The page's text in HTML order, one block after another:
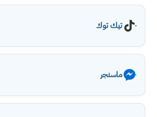
تيك توك
ماسنجر